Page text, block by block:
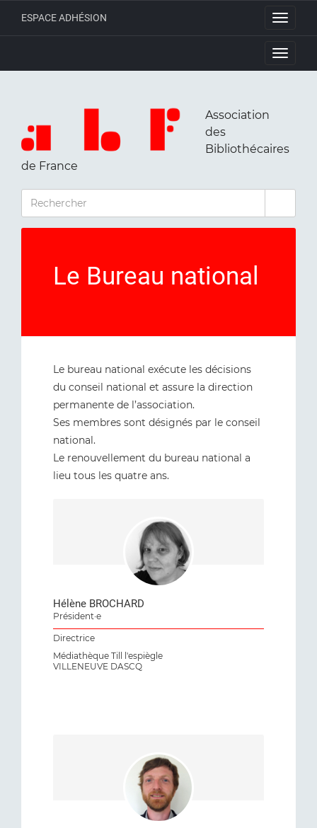
Toggle
ESPACE ADHÉSION
Toggle
Association
des
Bibliothécaires
de France
RECHERCHER
Le Bureau national
Le bureau national exécute les décisions
du conseil national et assure la direction
permanente de l’association.
Ses membres sont désignés par le conseil
national.
Le renouvellement du bureau national a
lieu tous les quatre ans.
Hélène BROCHARD
Président·e
Directrice
Médiathèque Till l'espiègle
VILLENEUVE DASCQ